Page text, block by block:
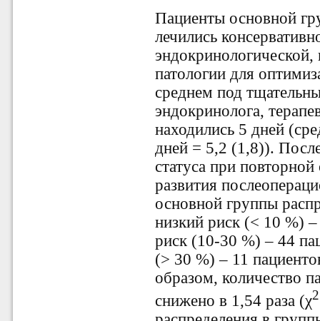
Пациенты основной
лечились
патологии для
среднем под
эндокринолога,
находились 5 дней
дней = 5,2 (1,8)).
статуса при
развития
основной группы
низкий риск (< 10 %)
риск (10-30 %) – 44
(> 30 %) – 11
образом, количество
снижено в 1,54 раза (χ2